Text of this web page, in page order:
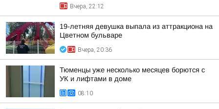
Вчера, 22:12
19-летняя девушка выпала из аттракциона на
Цветном бульваре
Вчера, 20:36
Тюменцы уже несколько месяцев борются с
УК и лифтами в доме
08:10